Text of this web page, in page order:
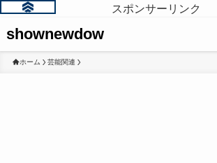
スポンサーリンク
shownewdow
ホーム 芸能関連